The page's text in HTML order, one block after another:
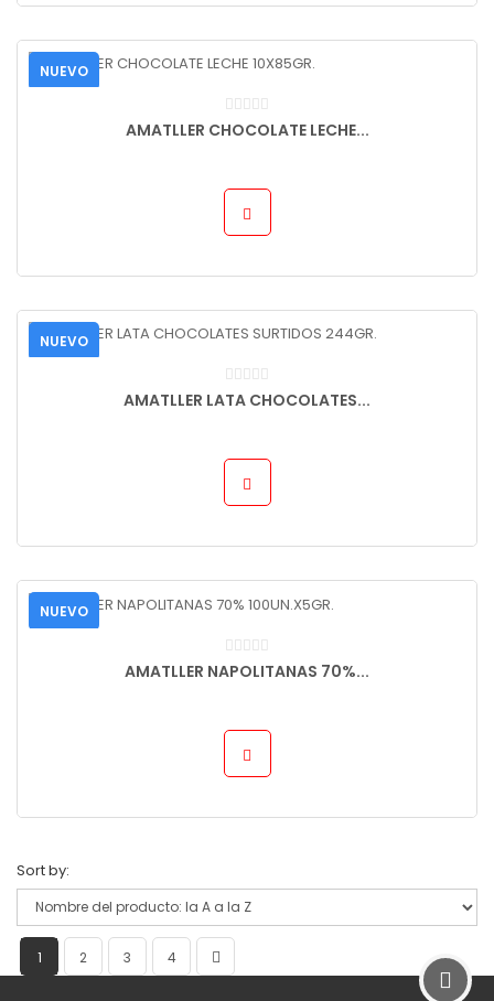
NUEVO
AMATLLER CHOCOLATE LECHE...
NUEVO
AMATLLER LATA CHOCOLATES...
NUEVO
AMATLLER NAPOLITANAS 70%...
Sort by:
1 2 3 4